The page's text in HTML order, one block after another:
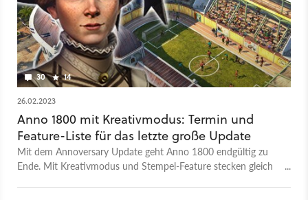
30 14
26.02.2023
Anno 1800 mit Kreativmodus: Termin und
Feature-Liste für das letzte große Update
Mit dem Annoversary Update geht Anno 1800 endgültig zu
Ende. Mit Kreativmodus und Stempel-Feature stecken gleich